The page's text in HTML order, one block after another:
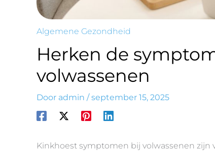
Algemene Gezondheid
Herken de
volwassenen
Door admin /september 15, 2025
Kinkhoest symptomen bij volwassenen zijn